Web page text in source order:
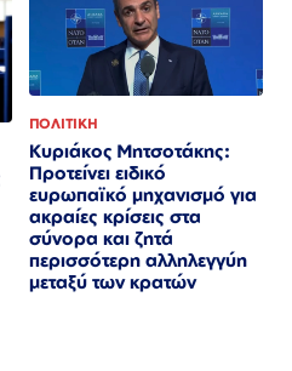
ΠΟΛΙΤΙΚΗ
Κυριάκος Μητσοτάκης:
Προτείνει ειδικό
ευρωπαϊκό μηχανισμό για
ακραίες κρίσεις στα
σύνορα και ζητά
περισσότερη αλληλεγγύη
μεταξύ των κρατών